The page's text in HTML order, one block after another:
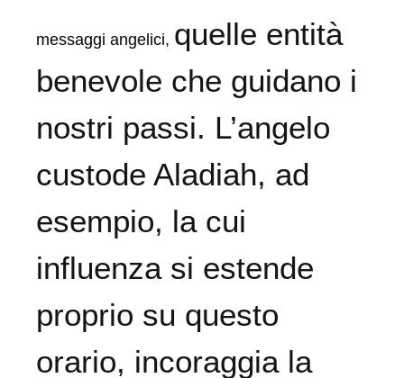
messaggi angelici, quelle entità
benevole che guidano i
nostri passi. L’angelo
custode Aladiah, ad
esempio, la cui
influenza si estende
proprio su questo
orario, incoraggia la